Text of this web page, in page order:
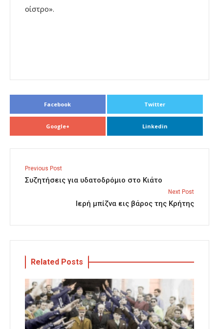
οίστρο».
Facebook Twitter
Google+ Linkedin
Previous Post
Συζητήσεις για υδατοδρόμιο στο Κιάτο
Next Post
Ιερή μπίζνα εις βάρος της Κρήτης
Related Posts